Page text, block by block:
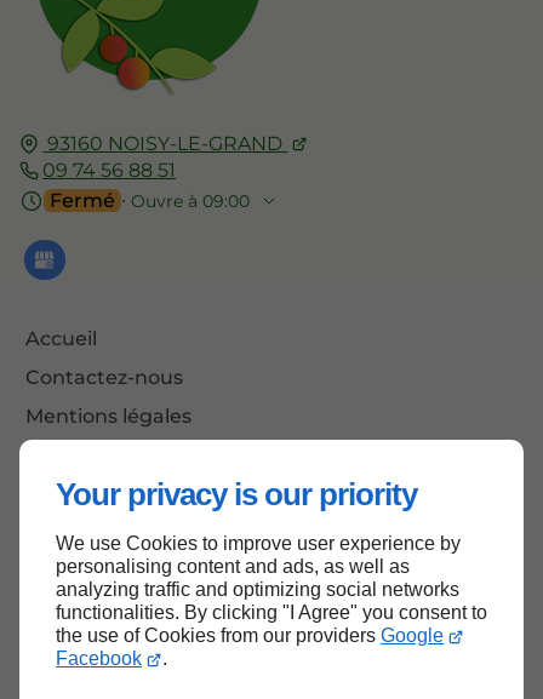
Your privacy is our priority
We use Cookies to improve user experience by
personalising content and ads, as well as
analyzing traffic and optimizing social networks
functionalities. By clicking "I Agree" you consent to
the use of Cookies from our providers Google
Facebook
.
93160 NOISY-LE-GRAND
09 74 56 88 51
Fermé ⋅ Ouvre à 09:00
Accueil
Contactez-nous
Mentions légales
Haut de page